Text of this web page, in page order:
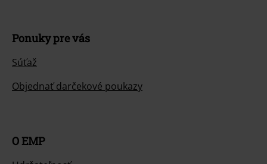
Ponuky pre vás
Súťaž
Objednať darčekové poukazy
O EMP